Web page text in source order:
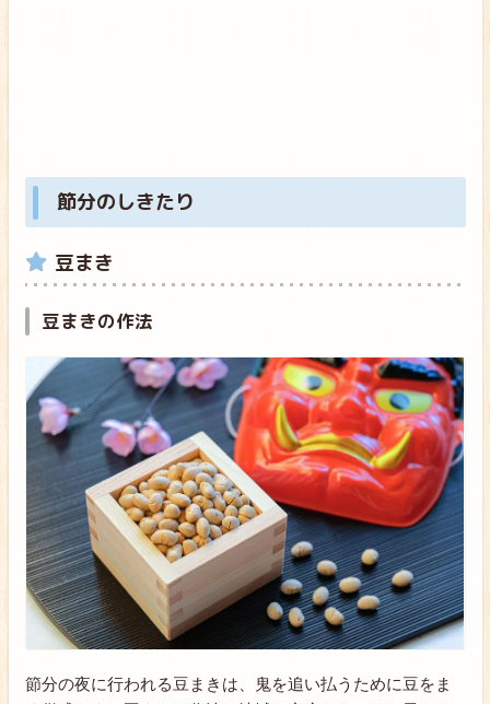
節分のしきたり
豆まき
豆まきの作法
節分の夜に行われる豆まきは、鬼を追い払うために豆をま